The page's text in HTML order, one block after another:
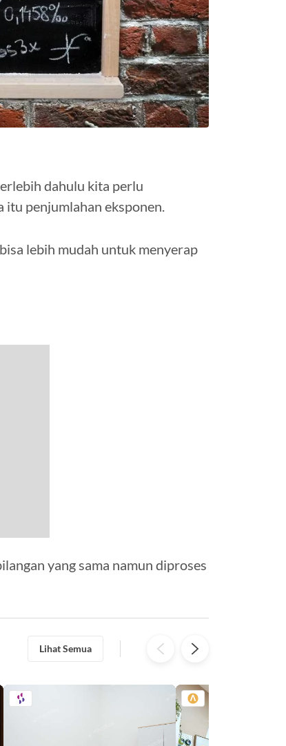
dahulu kita perlu
itu penjumlahan eksponen.
lebih mudah untuk menyerap
yang sama namun diproses
Lihat Semua